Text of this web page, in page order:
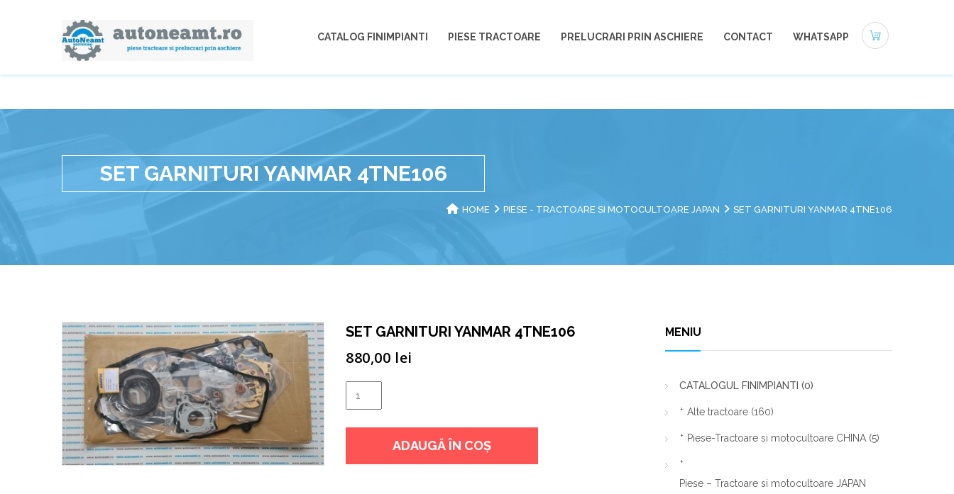
CATALOG FINIMPIANTI PIESE TRACTOARE PRELUCRARI PRIN ASCHIERE CONTACT WHATSAPP
SET GARNITURI YANMAR 4TNE106
HOME PIESE - TRACTOARE SI MOTOCULTOARE JAPAN SET GARNITURI YANMAR 4TNE106
SET GARNITURI YANMAR 4TNE106
880,00 lei
SET
GARNITURI
4TNE106
ADAUGĂ ÎN COȘ
MENIU
CATALOGUL FINIMPIANTI (0)
Alte tractoare (160)
Piese-Tractoare si motocultoare CHINA (5)
Piese – Tractoare si motocultoare JAPAN